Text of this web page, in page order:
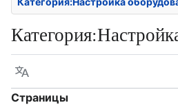
Категория:
Язык
Страницы